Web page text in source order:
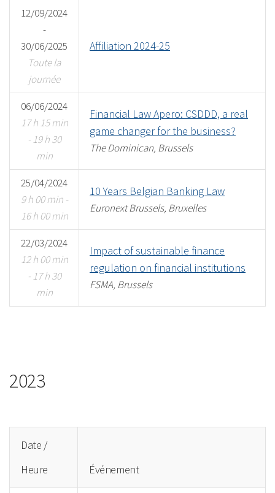
12/09/2024
-
30/06/2025
Toute la
journée
Affiliation 2024-25
06/06/2024
17 h 15 min
- 19 h 30
min
Financial Law Apero: CSDDD, a real
game changer for the business?
The Dominican, Brussels
25/04/2024
9 h 00 min -
16 h 00 min
10 Years Belgian Banking Law
Euronext Brussels, Bruxelles
22/03/2024
12 h 00 min
- 17 h 30
min
Impact of sustainable finance
regulation on financial institutions
FSMA, Brussels
2023
Date /
Heure
Événement